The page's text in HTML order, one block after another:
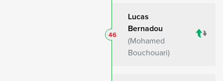
Lucas
Bernadou
Mohamed
Bouchouari
46